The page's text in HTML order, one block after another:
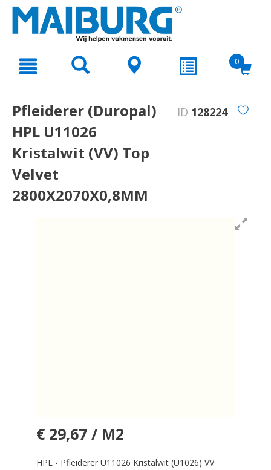
text.skipToNavigation
0
Pfleiderer (Duropal)
HPL U11026
Kristalwit (VV) Top
Velvet
2800X2070X0,8MM
ID 128224
€ 29,67 / M2
HPL - Pfleiderer U11026 Kristalwit (U1026) VV